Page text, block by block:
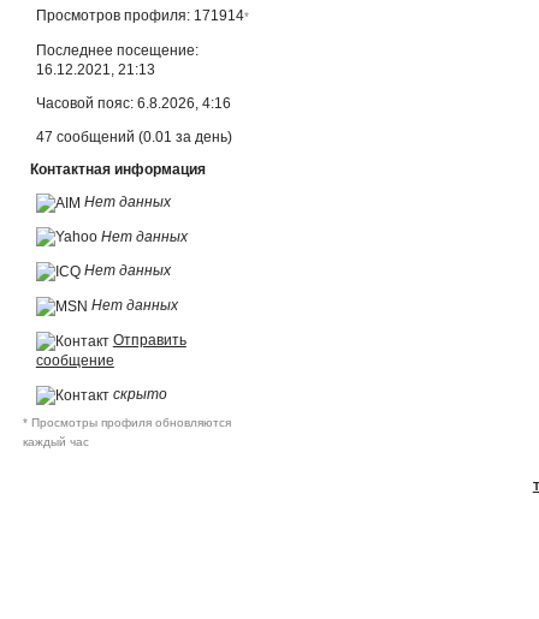
Просмотров профиля: 171914*
Последнее посещение:
16.12.2021, 21:13
Часовой пояс: 6.8.2026, 4:16
47 сообщений (0.01 за день)
Контактная информация
Нет данных
Нет данных
Нет данных
Нет данных
Отправить
сообщение
скрыто
* Просмотры профиля обновляются
каждый час